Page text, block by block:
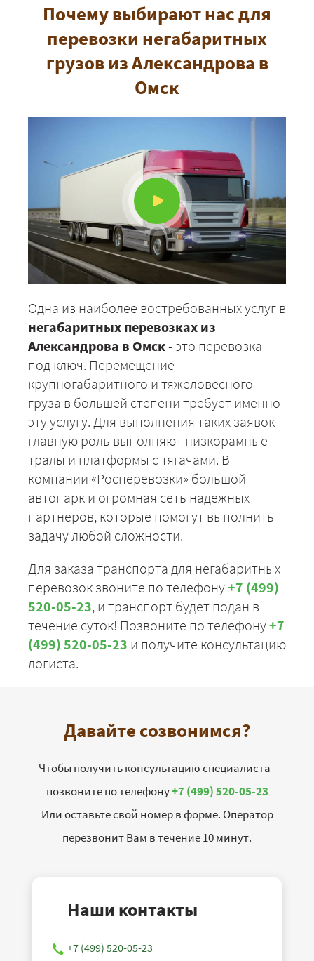
Почему выбирают нас для
перевозки негабаритных
грузов из Александрова в
Омск
Одна из наиболее востребованных услуг в
негабаритных перевозках из
Александрова в Омск- это перевозка
под ключ. Перемещение
крупногабаритного и тяжеловесного
груза в большей степени требует именно
эту услугу. Для выполнения таких заявок
главную роль выполняют низкорамные
тралы и платформы с тягачами. В
компании «Росперевозки» большой
автопарк и огромная сеть надежных
партнеров, которые помогут выполнить
задачу любой сложности.
Для заказа транспорта для негабаритных
перевозок звоните по телефону+7 (499)
520-05-23, и транспорт будет подан в
течение суток! Позвоните по телефону+7
(499) 520-05-23 и получите консультацию
логиста.
Давайте созвонимся?
Чтобы получить консультацию специалиста -
позвоните по телефону+7 (499) 520-05-23
Или оставьте свой номер в форме. Оператор
перезвонит Вам в течение 10 минут.
Наши контакты
+7 (499) 520-05-23